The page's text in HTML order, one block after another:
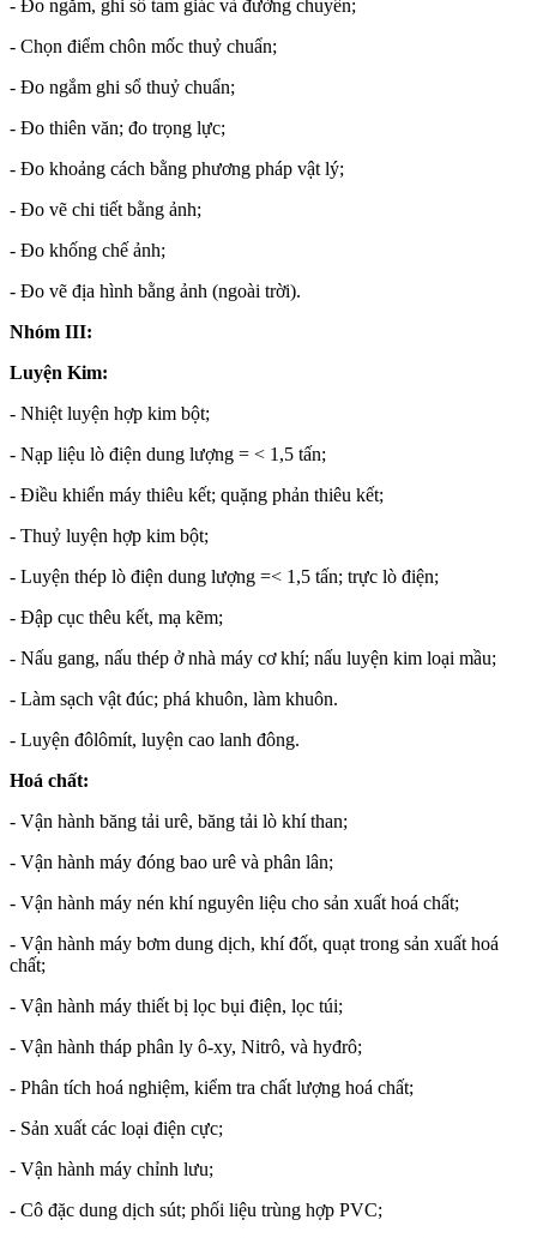
- Đo ngắm, ghi sổ tam giác và đường chuyền;
- Chọn điểm chôn mốc thuỷ chuẩn;
- Đo ngắm ghi sổ thuỷ chuẩn;
- Đo thiên văn; đo trọng lực;
- Đo khoảng cách bằng phương pháp vật lý;
- Đo vẽ chi tiết bằng ảnh;
- Đo khống chế ảnh;
- Đo vẽ địa hình bằng ảnh (ngoài trời).
Nhóm III:
Luyện Kim:
- Nhiệt luyện hợp kim bột;
- Nạp liệu lò điện dung lượng = < 1,5 tấn;
- Điều khiển máy thiêu kết; quặng phản thiêu kết;
- Thuỷ luyện hợp kim bột;
- Luyện thép lò điện dung lượng =< 1,5 tấn; trực lò điện;
- Đập cục thêu kết, mạ kẽm;
- Nấu gang, nấu thép ở nhà máy cơ khí; nấu luyện kim loại mầu;
- Làm sạch vật đúc; phá khuôn, làm khuôn.
- Luyện đôlômít, luyện cao lanh đông.
Hoá chất:
- Vận hành băng tải urê, băng tải lò khí than;
- Vận hành máy đóng bao urê và phân lân;
- Vận hành máy nén khí nguyên liệu cho sản xuất hoá chất;
- Vận hành máy bơm dung dịch, khí đốt, quạt trong sản xuất hoá
chất;
- Vận hành máy thiết bị lọc bụi điện, lọc túi;
- Vận hành tháp phân ly ô-xy, Nitrô, và hyđrô;
- Phân tích hoá nghiệm, kiểm tra chất lượng hoá chất;
- Sản xuất các loại điện cực;
- Vận hành máy chỉnh lưu;
- Cô đặc dung dịch sút; phối liệu trùng hợp PVC;